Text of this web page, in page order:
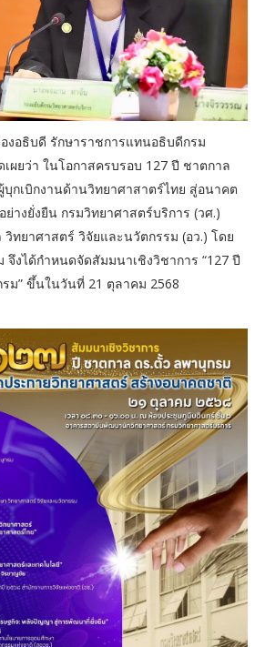
อธิบดี รักษาราชการแทนอธิบดีกรม
ผยว่า ในโอกาสครบรอบ 127 ปี ชาตกาล
กเบิกงานด้านวิทยาศาสาตร์ไทย สู่อนาคต
างยั่งยืน กรมวิทยาศาสตร์บริการ (วศ.)
วิทยาศาสตร์ วิจัยและนวัตกรรม (อว.) โดย
งได้กำหนดจัดสัมมนาเชิงวิชาการ “127 ปี
ม” ขึ้นในวันที่ 21 ตุลาคม 2568